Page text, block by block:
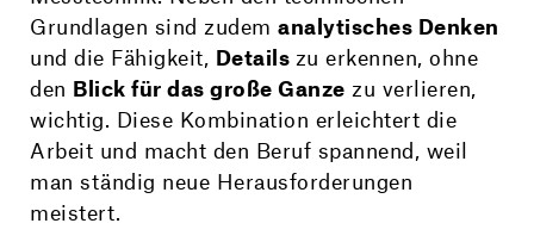
Grundlagen sind zudemanalytisches Denken
und die Fähigkeit, Details zu erkennen, ohne
den Blick für das große Ganze zu verlieren,
wichtig. Diese Kombination erleichtert die
Arbeit und macht den Beruf spannend, weil
man ständig neue Herausforderungen
meistert.